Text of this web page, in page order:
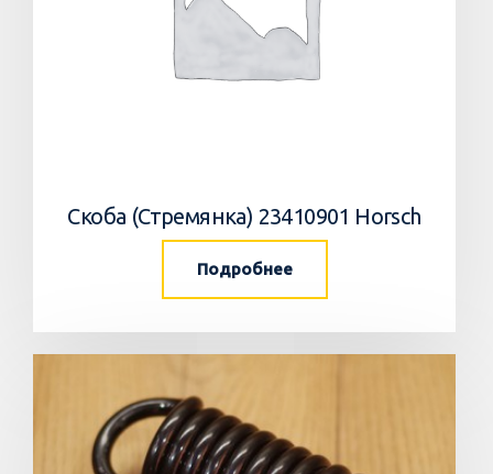
Скоба (Стремянка) 23410901 Horsch
Подробнее